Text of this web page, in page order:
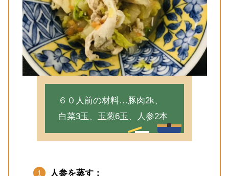
６０人前の材料…豚肉2k、
白菜3玉、玉葱6玉、人参2本
人参を蒸す：